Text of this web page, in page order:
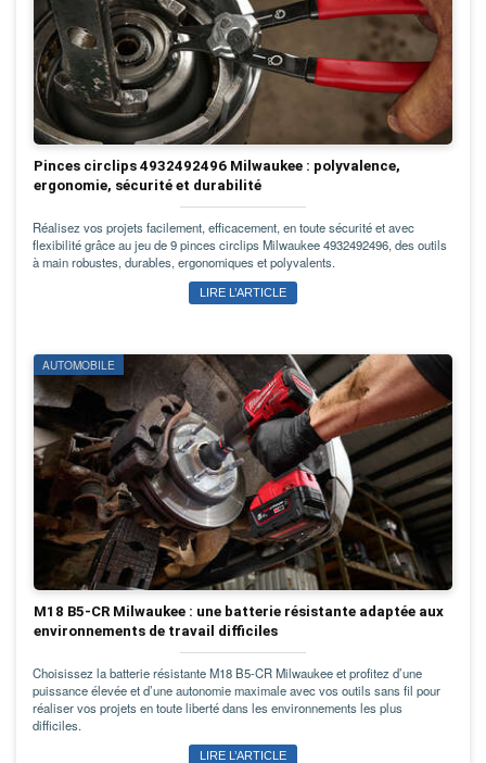
Pinces circlips 4932492496 Milwaukee : polyvalence,
ergonomie, sécurité et durabilité
Réalisez vos projets facilement, efficacement, en toute sécurité et avec
flexibilité grâce au jeu de 9 pinces circlips Milwaukee 4932492496, des outils
à main robustes, durables, ergonomiques et polyvalents.
LIRE L’ARTICLE
AUTOMOBILE
M18 B5-CR Milwaukee : une batterie résistante adaptée aux
environnements de travail difficiles
Choisissez la batterie résistante M18 B5-CR Milwaukee et profitez d’une
puissance élevée et d’une autonomie maximale avec vos outils sans fil pour
réaliser vos projets en toute liberté dans les environnements les plus
difficiles.
LIRE L’ARTICLE